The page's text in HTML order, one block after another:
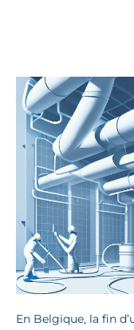
En Belgique, la fin